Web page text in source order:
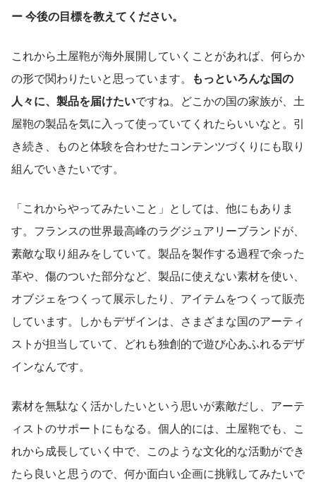
ー 今後の目標を教えてください。
これから土屋鞄が海外展開していくことがあれば、何らか
の形で関わりたいと思っています。
もっといろんな国の
人々に、製品を届けたいですね。どこかの国の家族が、土
屋鞄の製品を気に入って使っていてくれたらいいなと。引
き続き、ものと体験を合わせたコンテンツづくりにも取り
組んでいきたいです。
「これからやってみたいこと」としては、他にもありま
す。フランスの世界最高峰のラグジュアリーブランドが、
素敵な取り組みをしていて。製品を製作する過程で余った
革や、傷のついた部分など、製品に使えない素材を使い、
オブジェをつくって展示したり、アイテムをつくって販売
しています。しかもデザインは、さまざまな国のアーティ
ストが担当していて、どれも独創的で遊び心あふれるデザ
インなんです。
素材を無駄なく活かしたいという思いが素敵だし、アーテ
ィストのサポートにもなる。個人的には、土屋鞄でも、こ
れから成長していく中で、このような文化的な活動ができ
たら良いと思うので、何か面白い企画に挑戦してみたいで